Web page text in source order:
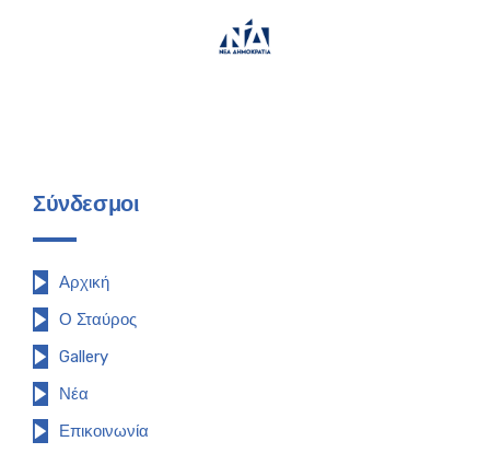
Σύνδεσμοι
Αρχική
Ο Σταύρος
Gallery
Νέα
Επικοινωνία